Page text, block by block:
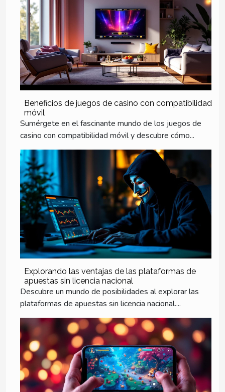
Beneficios de juegos de casino con compatibilidad
móvil
Sumérgete en el fascinante mundo de los juegos de
casino con compatibilidad móvil y descubre cómo...
Explorando las ventajas de las plataformas de
apuestas sin licencia nacional
Descubre un mundo de posibilidades al explorar las
plataformas de apuestas sin licencia nacional....